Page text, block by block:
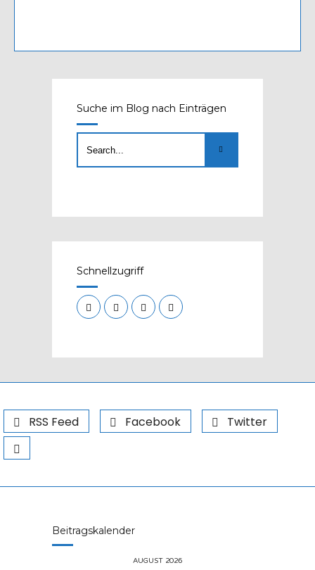
Suche im Blog nach Einträgen
Schnellzugriff
RSS Feed Facebook Twitter
Beitragskalender
AUGUST 2026